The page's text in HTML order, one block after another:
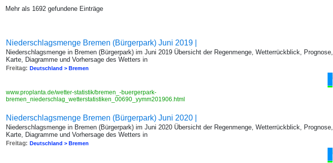
Mehr als 1692 gefundene Einträge
Niederschlagsmenge Bremen (Bürgerpark) Juni 2019 |
Niederschlagsmenge in Bremen (Bürgerpark) im Juni 2019 Übersicht der Regenmenge, Wetterrückblick, Prognose,
Karte, Diagramme und Vorhersage des Wetters in
Freitag: Deutschland > Bremen
www.proplanta.de/wetter-statistik/bremen_-buergerpark-
bremen_niederschlag_wetterstatistiken_00690_yymm201906.html
Niederschlagsmenge Bremen (Bürgerpark) Juni 2020 |
Niederschlagsmenge in Bremen (Bürgerpark) im Juni 2020 Übersicht der Regenmenge, Wetterrückblick, Prognose,
Karte, Diagramme und Vorhersage des Wetters in
Freitag: Deutschland > Bremen